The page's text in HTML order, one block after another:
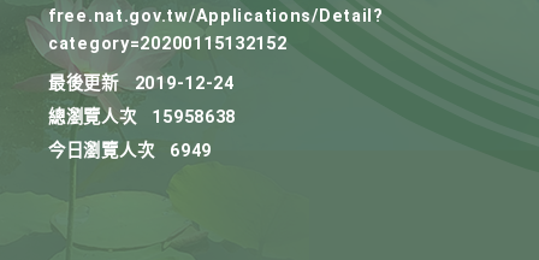
free.nat.gov.tw/Applications/Detail?
category=20200115132152
最後更新
2019-12-24
總瀏覽人次
15958638
今日瀏覽人次
6949